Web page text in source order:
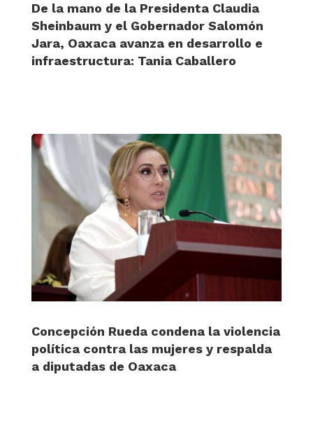
De la mano de la Presidenta Claudia
Sheinbaum y el Gobernador Salomón
Jara, Oaxaca avanza en desarrollo e
infraestructura: Tania Caballero
Concepción Rueda condena la violencia
política contra las mujeres y respalda
a diputadas de Oaxaca